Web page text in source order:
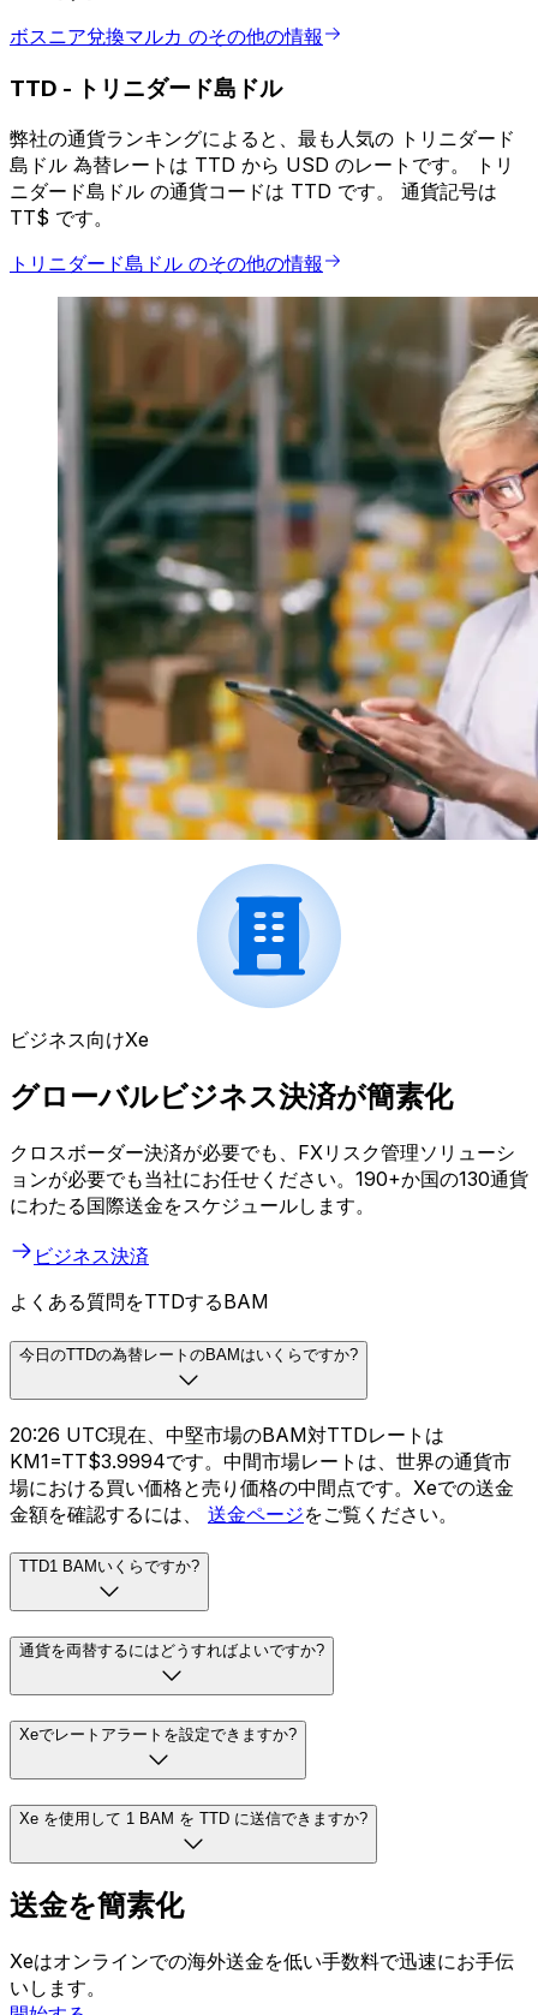
ボスニア兌換マルカ のその他の情報
TTD - トリニダード島ドル
弊社の通貨ランキングによると、最も人気の トリニダード
島ドル 為替レートは TTD から USD のレートです。 トリ
ニダード島ドル の通貨コードは TTD です。 通貨記号は
TT$ です。
トリニダード島ドル のその他の情報
ビジネス向けXe
グローバルビジネス決済が簡素化
クロスボーダー決済が必要でも、FXリスク管理ソリューシ
ョンが必要でも当社にお任せください。190+か国の130通貨
にわたる国際送金をスケジュールします。
ビジネス決済
よくある質問をTTDするBAM
今日のTTDの為替レートのBAMはいくらですか?
20:26 UTC現在、中堅市場のBAM対TTDレートは
KM1=TT$3.9994です。中間市場レートは、世界の通貨市
場における買い価格と売り価格の中間点です。Xeでの送金
金額を確認するには、 送金ページをご覧ください。
TTD1 BAMいくらですか?
通貨を両替するにはどうすればよいですか?
Xeでレートアラートを設定できますか?
Xe を使用して 1 BAM を TTD に送信できますか?
送金を簡素化
Xeはオンラインでの海外送金を低い手数料で迅速にお手伝
いします。